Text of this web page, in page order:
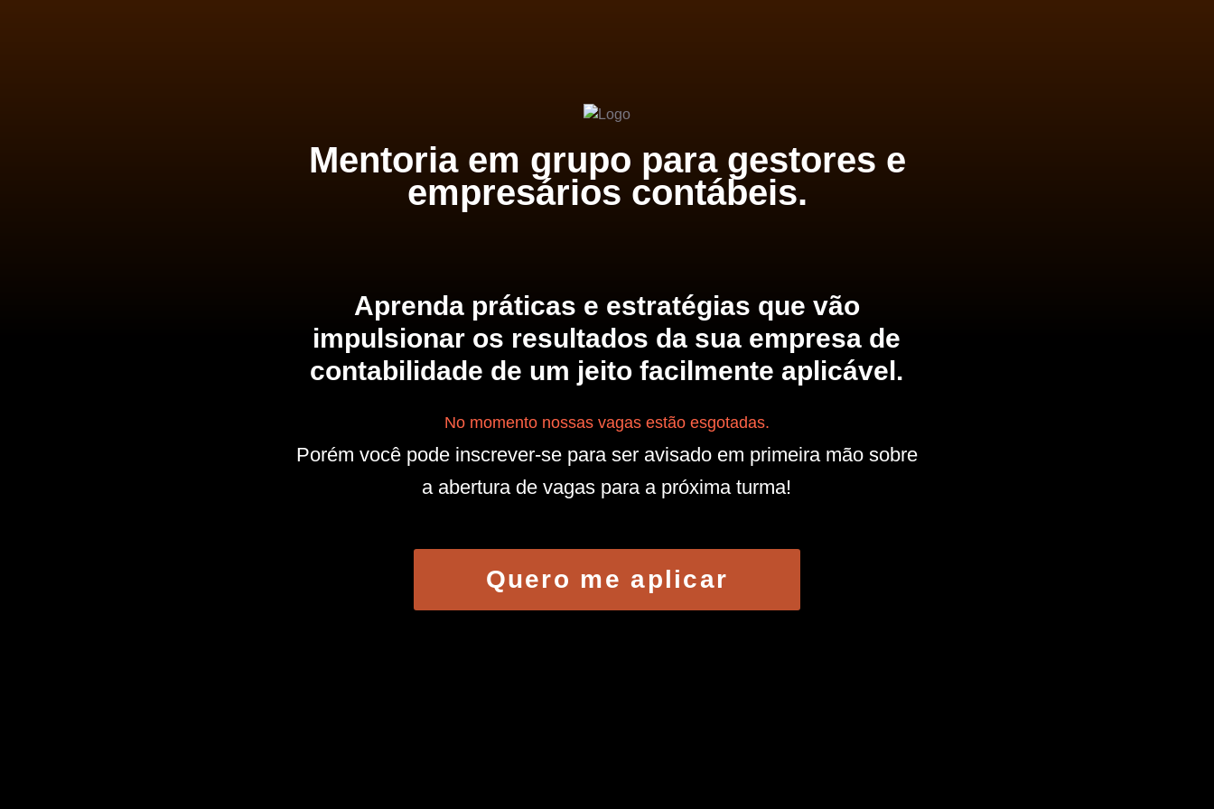
Mentoria em grupo para gestores e
empresários contábeis.
Aprenda práticas e estratégias que vão
impulsionar os resultados da sua empresa de
contabilidade de um jeito facilmente aplicável.
No momento nossas vagas estão esgotadas.
Porém você pode inscrever-se para ser avisado em primeira mão sobre
a abertura de vagas para a próxima turma!
Quero me aplicar